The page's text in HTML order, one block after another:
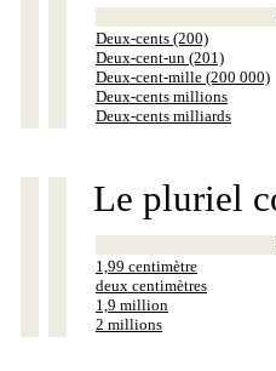
Deux-cents (200)
Deux-cent-un (201)
Deux-cent-mille (200 000)
Deux-cents millions
Deux-cents milliards
Le pluriel
1,99 centimètre
deux centimètres
1,9 million
2 millions